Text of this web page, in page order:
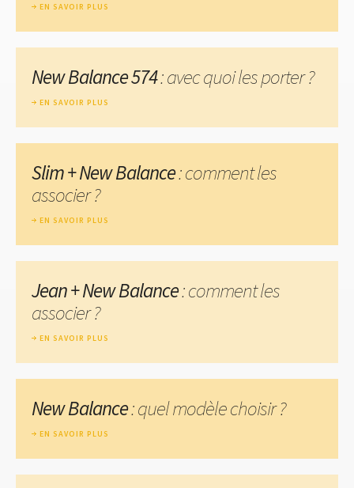
EN SAVOIR PLUS
New Balance 574: avec quoi les porter ?
EN SAVOIR PLUS
Slim + New Balance: comment les
associer ?
EN SAVOIR PLUS
Jean + New Balance: comment les
associer ?
EN SAVOIR PLUS
New Balance: quel modèle choisir ?
EN SAVOIR PLUS